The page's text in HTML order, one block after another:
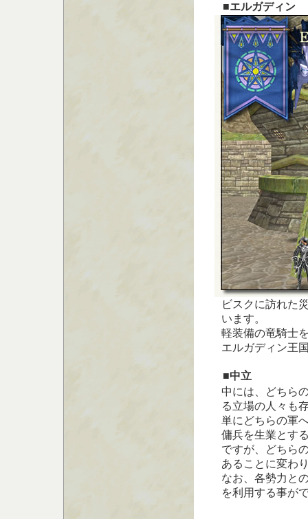
■エルガディン
ビスクに訪れた
います。
軽装備の竜騎士
エルガディン王
■中立
中には、どちら
る立場の人々も
単にどちらの軍
傭兵を生業とす
ですが、どちら
あることに変わ
なお、各勢力と
を利用する事が